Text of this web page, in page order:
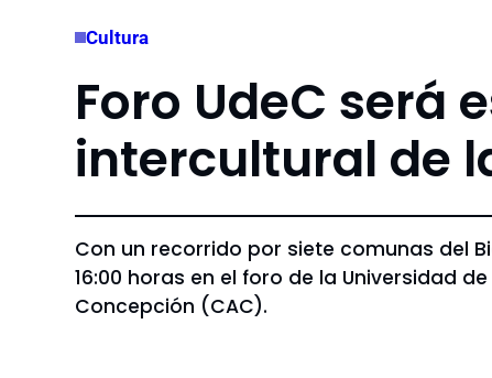
Cultura
Foro UdeC será
intercultural de
Con un recorrido por siete comunas del
16:00 horas en el foro de la Universidad
Concepción (CAC).